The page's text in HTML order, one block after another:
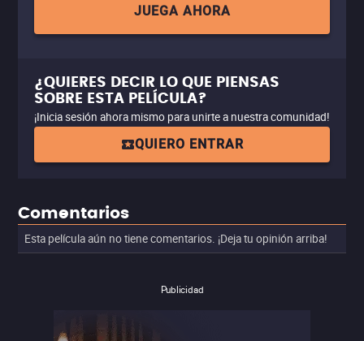
JUEGA AHORA
¿QUIERES DECIR LO QUE PIENSAS
SOBRE ESTA PELÍCULA?
¡Inicia sesión ahora mismo para unirte a nuestra comunidad!
QUIERO ENTRAR
Comentarios
Esta película aún no tiene comentarios. ¡Deja tu opinión arriba!
Publicidad